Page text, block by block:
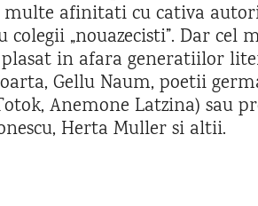
afinitati cu cativa
„nouazecisti”. Dar cel
in afara generatiilor
Gellu Naum, poetii
Anemone Latzina) sau
Herta Muller si altii.